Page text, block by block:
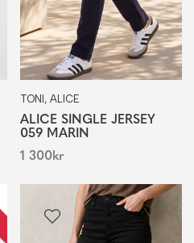
TONI, ALICE
ALICE SINGLE JERSEY
059 MARIN
1 300kr